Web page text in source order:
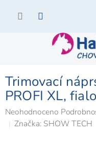
Trimovací
PROFI XL,
Průměrné
hodnocení
Neohodnoceno
Značka: SHOW TECH